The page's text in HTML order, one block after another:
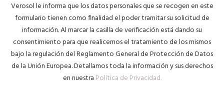
Verosol le informa que los datos personales que se recogen en este
formulario tienen como finalidad el poder tramitar su solicitud de
información. Al marcar la casilla de verificación está dando su
consentimiento para que realicemos el tratamiento de los mismos
bajo la regulación del Reglamento General de Protección de Datos
de la Unión Europea. Detallamos toda la información y sus derechos
en nuestra Política de Privacidad.